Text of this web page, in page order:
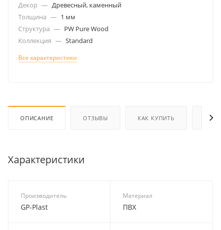
Декор — Древесный, каменный
Толщина — 1 мм
Структура — PW Pure Wood
Коллекция — Standard
Все характеристики
ОПИСАНИЕ ОТЗЫВЫ КАК КУПИТЬ
Характеристики
Производитель
GP-Plast
Материал
ПВХ